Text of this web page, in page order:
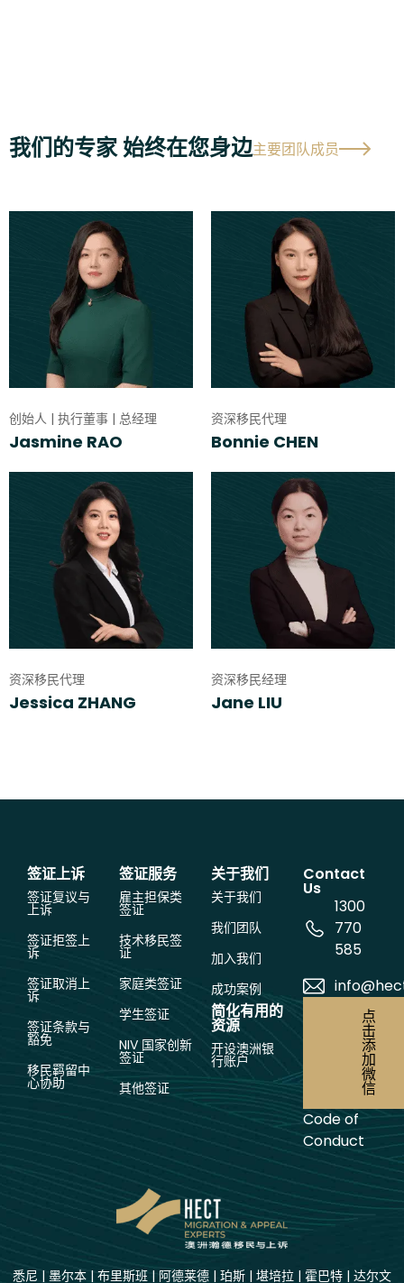
我们的专家 始终在您身边主要团队成员
创始人 | 执行董事 | 总经理
Jasmine RAO
资深移民代理
Bonnie CHEN
资深移民代理
Jessica ZHANG
资深移民经理
Jane LIU
签证上诉
签证复议与
上诉
签证拒签上
诉
签证取消上
诉
签证条款与
豁免
移民羁留中
心协助
签证服务
雇主担保类
签证
技术移民签
证
家庭类签证
学生签证
NIV 国家创新
签证
其他签证
关于我们
关于我们
我们团队
加入我们
成功案例
简化有用的
资源
开设澳洲银
行账户
Contact
Us
1300
770
585
点
击
添
加
微
信
Code of
Conduct
悉尼 | 墨尔本 | 布里斯班 | 阿德莱德 | 珀斯 | 堪培拉 | 霍巴特 | 达尔文